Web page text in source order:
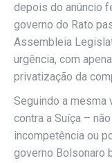
depois do anúncio
governo do Rato
Assembleia
urgência, com
privatização da
Seguindo a mesma
contra a Suíça –
incompetência ou
governo Bolsonaro